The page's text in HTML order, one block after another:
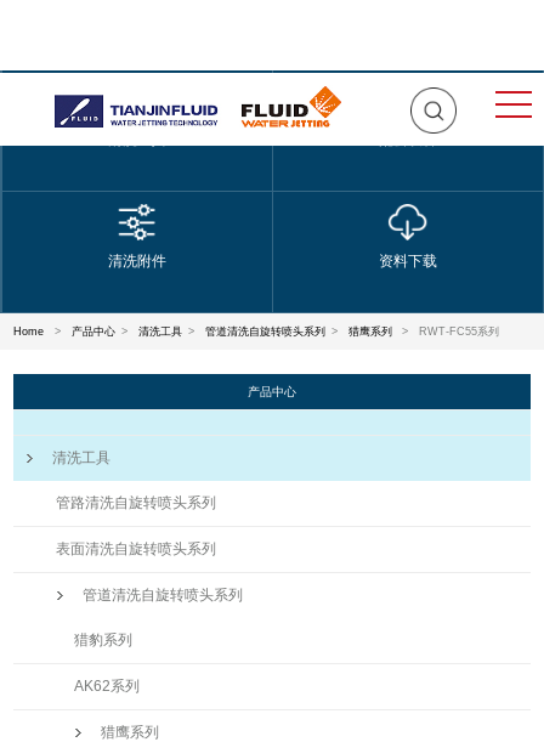
清洗附件 资料下载
Home > 产品中心 > 清洗工具 > 管道清洗自旋转喷头系列 > 猎鹰系列 > RWT-FC55系列
产品中心
清洗工具
管路清洗自旋转喷头系列
表面清洗自旋转喷头系列
管道清洗自旋转喷头系列
猎豹系列
AK62系列
猎鹰系列